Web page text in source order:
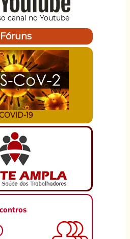
canal no Youtube
Fóruns
19